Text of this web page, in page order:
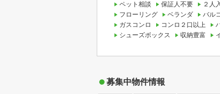
ペット相談 保証人不要
２人
フローリング
ベランダ
バル
ガスコンロ
コンロ２口以上
シューズボックス
収納豊富
募集中物件情報